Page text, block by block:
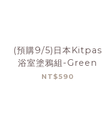
(預購9/5)日本Kitpas
浴室塗鴉組-Green
NT$590